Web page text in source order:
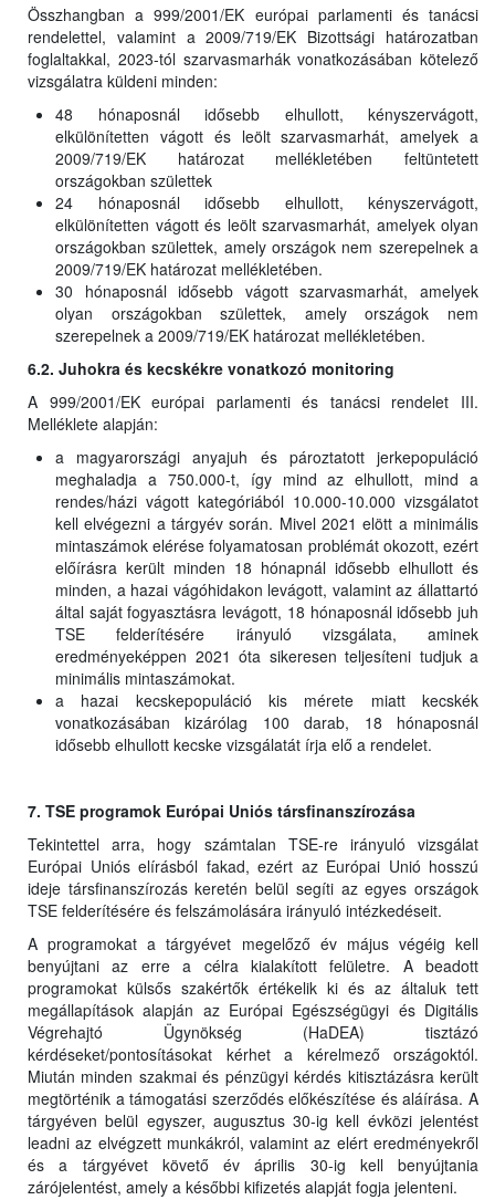
Összhangban a 999/2001/EK európai parlamenti és tanácsi
rendelettel, valamint a 2009/719/EK Bizottsági határozatban
foglaltakkal, 2023-tól szarvasmarhák vonatkozásában kötelező
vizsgálatra küldeni minden:
48 hónaposnál idősebb elhullott, kényszervágott,
elkülönítetten vágott és leölt szarvasmarhát, amelyek a
2009/719/EK határozat mellékletében feltüntetett
országokban születtek
24 hónaposnál idősebb elhullott, kényszervágott,
elkülönítetten vágott és leölt szarvasmarhát, amelyek olyan
országokban születtek, amely országok nem szerepelnek a
2009/719/EK határozat mellékletében.
30 hónaposnál idősebb vágott szarvasmarhát, amelyek
olyan országokban születtek, amely országok nem
szerepelnek a 2009/719/EK határozat mellékletében.
6.2. Juhokra és kecskékre vonatkozó monitoring
A 999/2001/EK európai parlamenti és tanácsi rendelet III.
Melléklete alapján:
a magyarországi anyajuh és pároztatott jerkepopuláció
meghaladja a 750.000-t, így mind az elhullott, mind a
rendes/házi vágott kategóriából 10.000-10.000 vizsgálatot
kell elvégezni a tárgyév során. Mivel 2021 elött a minimális
mintaszámok elérése folyamatosan problémát okozott, ezért
előírásra került minden 18 hónapnál idősebb elhullott és
minden, a hazai vágóhidakon levágott, valamint az állattartó
által saját fogyasztásra levágott, 18 hónaposnál idősebb juh
TSE felderítésére irányuló vizsgálata, aminek
eredményeképpen 2021 óta sikeresen teljesíteni tudjuk a
minimális mintaszámokat.
a hazai kecskepopuláció kis mérete miatt kecskék
vonatkozásában kizárólag 100 darab, 18 hónaposnál
idősebb elhullott kecske vizsgálatát írja elő a rendelet.
7. TSE programok Európai Uniós társfinanszírozása
Tekintettel arra, hogy számtalan TSE-re irányuló vizsgálat
Európai Uniós elírásból fakad, ezért az Európai Unió hosszú
ideje társfinanszírozás keretén belül segíti az egyes országok
TSE felderítésére és felszámolására irányuló intézkedéseit.
A programokat a tárgyévet megelőző év május végéig kell
benyújtani az erre a célra kialakított felületre. A beadott
programokat külsős szakértők értékelik ki és az általuk tett
megállapítások alapján az Európai Egészségügyi és Digitális
Végrehajtó Ügynökség (HaDEA) tisztázó
kérdéseket/pontosításokat kérhet a kérelmező országoktól.
Miután minden szakmai és pénzügyi kérdés kitisztázásra került
megtörténik a támogatási szerződés előkészítése és aláírása. A
tárgyéven belül egyszer, augusztus 30-ig kell évközi jelentést
leadni az elvégzett munkákról, valamint az elért eredményekről
és a tárgyévet követő év április 30-ig kell benyújtania
zárójelentést, amely a későbbi kifizetés alapját fogja jelenteni.